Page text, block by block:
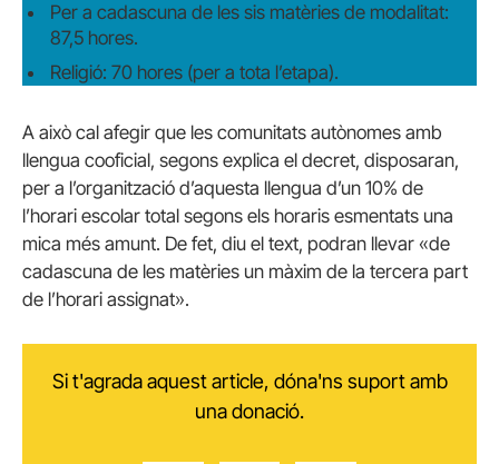
Per a cadascuna de les sis matèries de modalitat:
87,5 hores.
Religió: 70 hores (per a tota l’etapa).
A això cal afegir que les comunitats autònomes amb
llengua cooficial, segons explica el decret, disposaran,
per a l’organització d’aquesta llengua d’un 10% de
l’horari escolar total segons els horaris esmentats una
mica més amunt. De fet, diu el text, podran llevar «de
cadascuna de les matèries un màxim de la tercera part
de l’horari assignat».
Si t'agrada aquest article, dóna'ns suport amb
una donació.